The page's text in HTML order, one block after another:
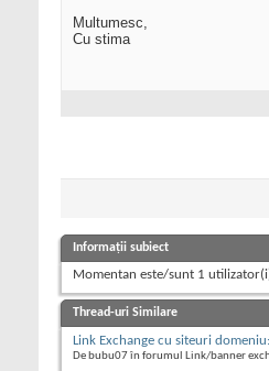
Multumesc,
Cu stima
Informații subiect
Momentan este/sunt 1
Thread-uri Similare
Link Exchange cu siteuri
De bubu07 în forumul Link/banner